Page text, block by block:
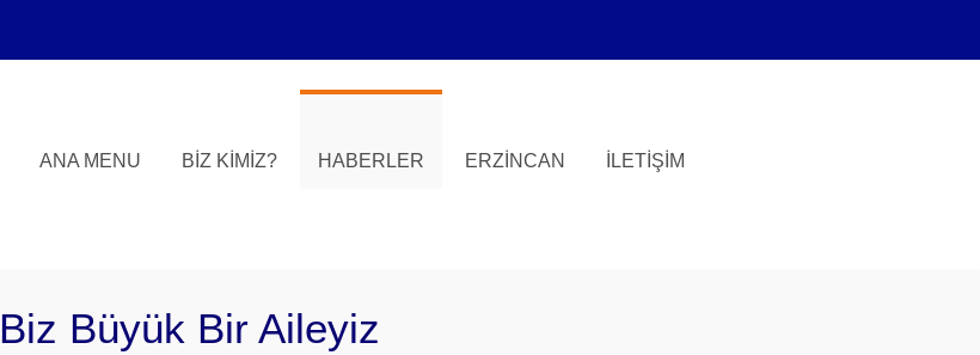
ANA MENU BIZ KIMIZ? HABERLER ERZINCAN İLETIŞIM
Biz Büyük Bir Aileyiz